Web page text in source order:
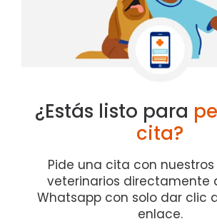
¿Estás listo para
cita?
Pide una cita con
veterinarios directamente
Whatsapp con solo dar clic
enlace.